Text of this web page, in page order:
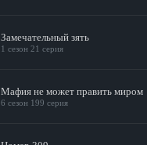
Замечательный зять
1 сезон 21 серия
Мафия не может править миром
6 сезон 199 серия